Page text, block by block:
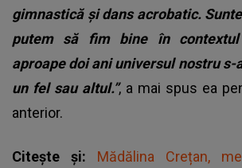
gimnastică și dans acrobatic.
putem să fim bine în
aproape doi ani universul nostru
un fel sau altul.”, a mai spus ea
anterior.
Citește și: Mădălina Crețan,